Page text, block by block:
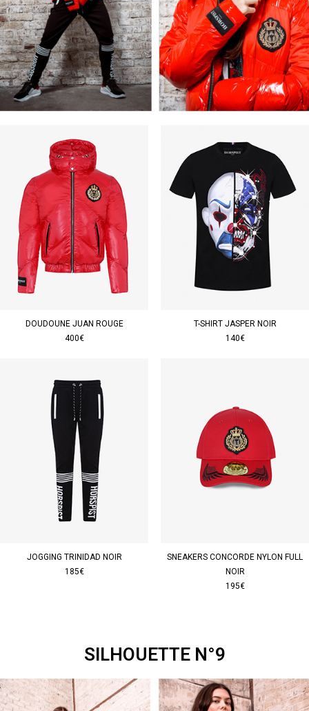
DOUDOUNE JUAN ROUGE
400€
T-SHIRT JASPER NOIR
140€
JOGGING TRINIDAD NOIR
185€
SNEAKERS CONCORDE NYLON FULL
NOIR
195€
SILHOUETTE N°9